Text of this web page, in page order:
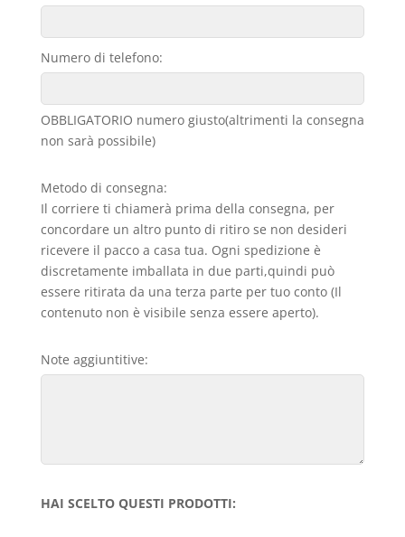
Numero di telefono:
OBBLIGATORIO numero giusto(altrimenti la consegna
non sarà possibile)
Metodo di consegna:
Il corriere ti chiamerà prima della consegna, per
concordare un altro punto di ritiro se non desideri
ricevere il pacco a casa tua. Ogni spedizione è
discretamente imballata in due parti,quindi può
essere ritirata da una terza parte per tuo conto (Il
contenuto non è visibile senza essere aperto).
Note aggiuntitive:
HAI SCELTO QUESTI PRODOTTI: